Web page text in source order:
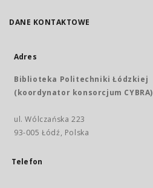
DANE KONTAKTOWE
Adres
Biblioteka Politechniki Łódzkiej
(koordynator konsorcjum CYBRA)
ul. Wólczańska 223
93-005 Łódź, Polska
Telefon